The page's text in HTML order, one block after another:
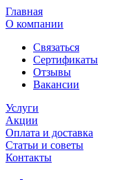
Главная
О компании
Связаться
Сертификаты
Отзывы
Вакансии
Услуги
Акции
Оплата и доставка
Статьи и советы
Контакты